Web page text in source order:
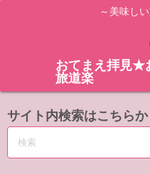
ス
ッ
～美味し
おてまえ拝見★
旅道楽
サイト内検索はこちらか